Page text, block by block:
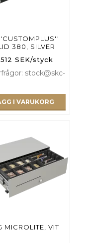
380, SILVER
SEK/styck
stock@skc-
I VARUKORG
MICROLITE, VIT